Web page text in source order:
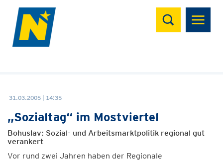
Suchen
31.03.2005 | 14:35
„Sozialtag“ im Mostviertel
Bohuslav: Sozial- und Arbeitsmarktpolitik regional gut
verankert
Vor rund zwei Jahren haben der Regionale